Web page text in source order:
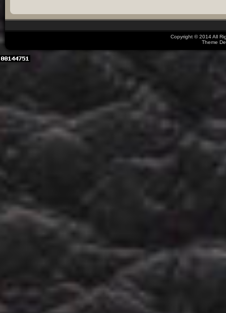
Copyright © 2014 All
Theme